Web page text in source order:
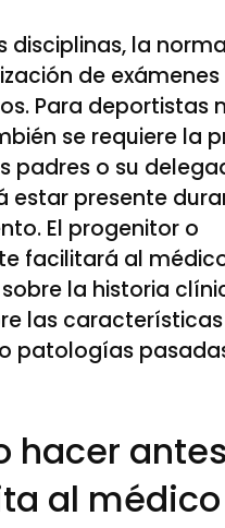
disciplinas, la
de exámenes
Para deportistas
se requiere la
padres o su
estar presente
El progenitor o
facilitará al
la historia
las
patologías
hacer
al médico